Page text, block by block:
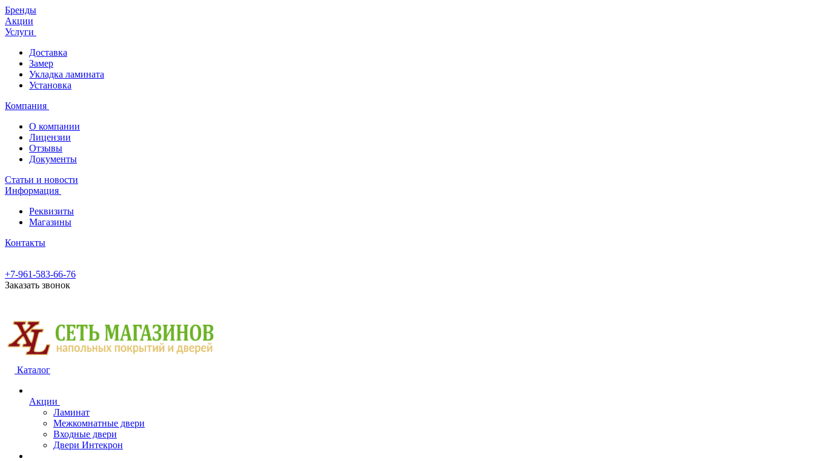
Бренды
Акции
Услуги
Доставка
Замер
Укладка ламината
Установка
Компания
О компании
Лицензии
Отзывы
Документы
Статьи и новости
Информация
Реквизиты
Магазины
Контакты
+7-961-583-66-76
Заказать звонок
Каталог
Акции
Ламинат
Межкомнатные двери
Входные двери
Двери Интекрон